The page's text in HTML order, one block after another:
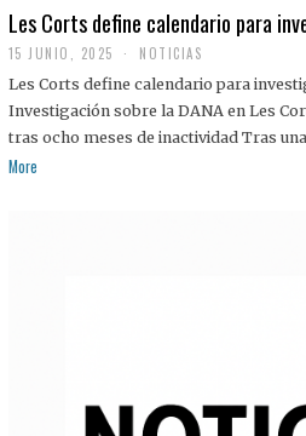
Les Corts define calendario para
15 JUNIO, 2025 NOTICIAS
Les Corts define calendario para
Investigación sobre la DANA en Les
tras ocho meses de inactividad Tras
More